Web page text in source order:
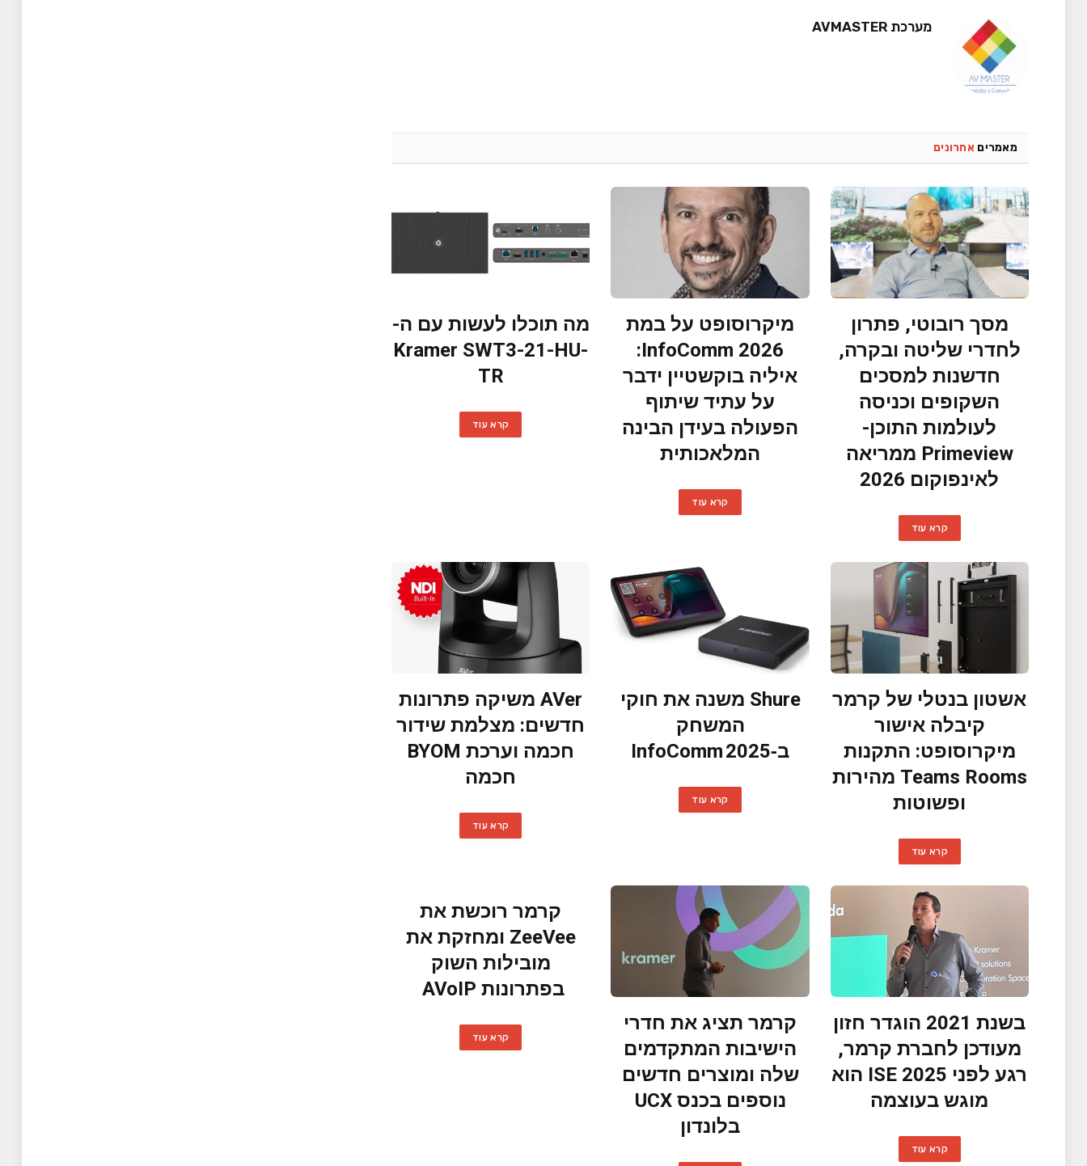
מערכת AVMASTER
מאמרים אחרונים
מסך רובוטי, פתרון
לחדרי שליטה ובקרה,
חדשנות למסכים
השקופים וכניסה
לעולמות התוכן-
Primeview ממריאה
לאינפוקום 2026
קרא עוד
מיקרוסופט על במת
InfoComm 2026:
איליה בוקשטיין ידבר
על עתיד שיתוף
הפעולה בעידן הבינה
המלאכותית
קרא עוד
מה תוכלו לעשות עם ה-
Kramer SWT3-21-HU-
TR
קרא עוד
אשטון בנטלי של קרמר
קיבלה אישור
מיקרוסופט: התקנות
Teams Rooms מהירות
ופשוטות
קרא עוד
Shure משנה את חוקי
המשחק
ב‑InfoComm 2025
קרא עוד
AVer משיקה פתרונות
חדשים: מצלמת שידור
חכמה וערכת BYOM
חכמה
קרא עוד
בשנת 2021 הוגדר חזון
מעודכן לחברת קרמר,
רגע לפני ISE 2025 הוא
מוגש בעוצמה
קרא עוד
קרמר תציג את חדרי
הישיבות המתקדמים
שלה ומוצרים חדשים
נוספים בכנס UCX
בלונדון
קרמר רוכשת את
ZeeVee ומחזקת את
מובילות השוק
בפתרונות AVoIP
קרא עוד